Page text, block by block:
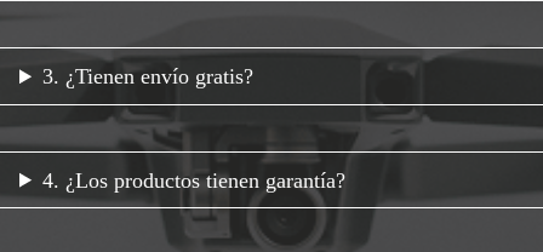
3. ¿Tienen envío gratis?
4. ¿Los productos tienen garantía?